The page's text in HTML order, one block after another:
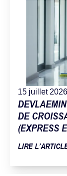
15 juillet 2026
DE
(EXPRESS
LIRE